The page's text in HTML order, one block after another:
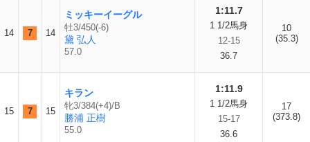
14 7 14
ミッキーイーグル
牡3/450(-6)
黛 弘人
57.0
1:11.7
1 1/2馬身
12-15
36.7
10
(35.3)
15 7 15
キラン
牝3/384(+4)/B
勝浦 正樹
55.0
1:11.9
1 1/2馬身
15-17
36.6
17
(373.8)